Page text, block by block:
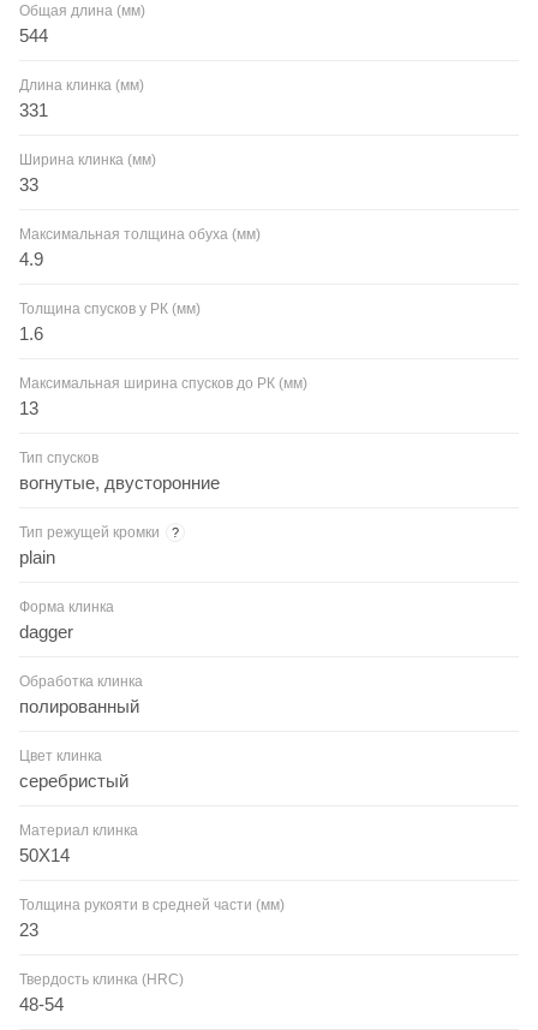
Общая длина (мм)
544
Длина клинка (мм)
331
Ширина клинка (мм)
33
Максимальная толщина обуха (мм)
4.9
Толщина спусков у РК (мм)
1.6
Максимальная ширина спусков до РК (мм)
13
Тип спусков
вогнутые, двусторонние
Тип режущей кромки ?
plain
Форма клинка
dagger
Обработка клинка
полированный
Цвет клинка
серебристый
Материал клинка
50Х14
Толщина рукояти в средней части (мм)
23
Твердость клинка (HRC)
48-54